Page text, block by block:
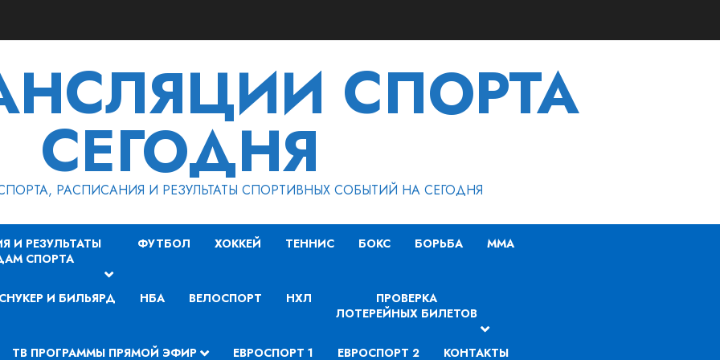
СПОРТА
СЕГОДНЯ
РАСПИСАНИЯ И РЕЗУЛЬТАТЫ СПОРТИВНЫХ СОБЫТИЙ НА СЕГОДНЯ
И РЕЗУЛЬТАТЫ
СПОРТА
ФУТБОЛ ХОККЕЙ ТЕННИС БОКС БОРЬБА MMA
СНУКЕР И БИЛЬЯРД НБА ВЕЛОСПОРТ НХЛ
ПРОВЕРКА
ЛОТЕРЕЙНЫХ БИЛЕТОВ
ТВ ПРОГРАММЫ ПРЯМОЙ ЭФИР ЕВРОСПОРТ 1 ЕВРОСПОРТ 2 КОНТАКТЫ